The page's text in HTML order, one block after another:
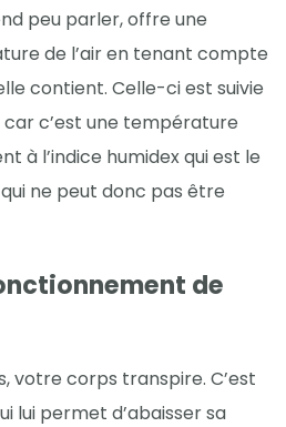
peu parler, offre une
de l’air en tenant compte
contient. Celle-ci est suivie
c’est une température
à l’indice humidex qui est le
ne peut donc pas être
de
votre corps transpire. C’est
lui permet d’abaisser sa